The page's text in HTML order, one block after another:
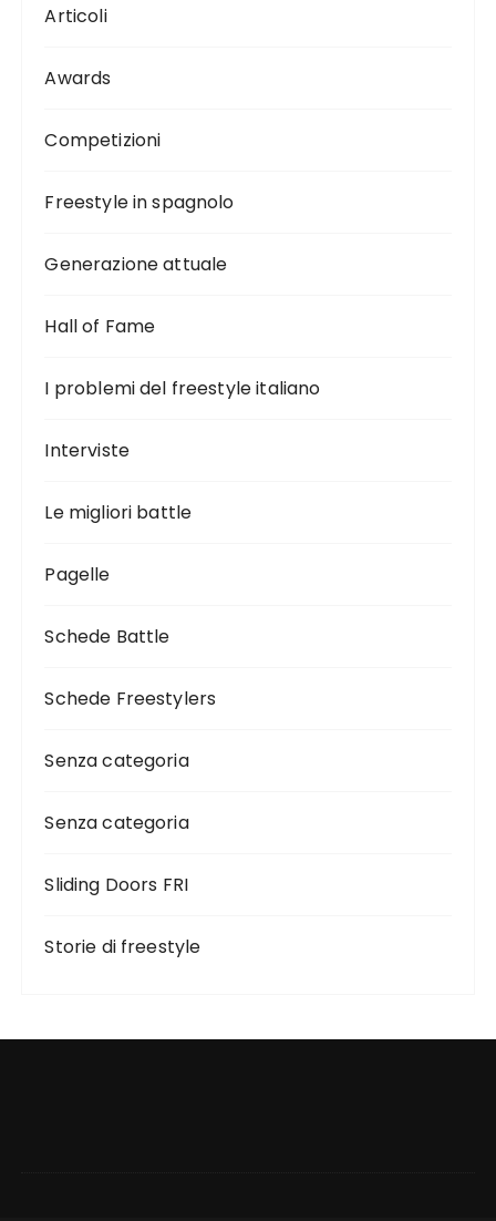
Articoli
Awards
Competizioni
Freestyle in spagnolo
Generazione attuale
Hall of Fame
I problemi del freestyle italiano
Interviste
Le migliori battle
Pagelle
Schede Battle
Schede Freestylers
Senza categoria
Senza categoria
Sliding Doors FRI
Storie di freestyle